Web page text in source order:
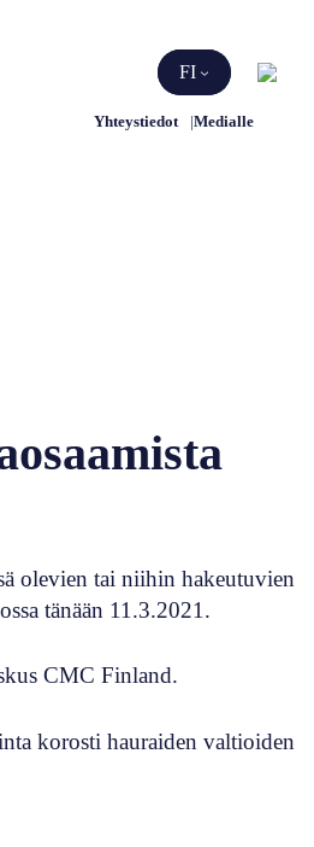
Yhteystiedot Medialle
FI
olevien tai niihin hakeutuvien
tänään 11.3.2021.
CMC Finland.
korosti hauraiden valtioiden